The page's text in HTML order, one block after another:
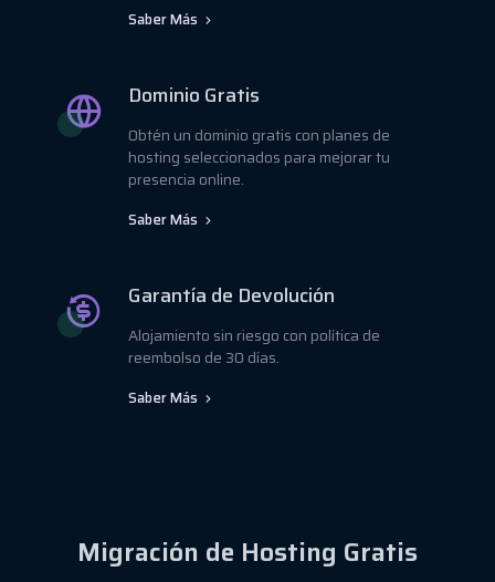
Saber Más
Dominio Gratis
Obtén un dominio gratis con planes de
hosting seleccionados para mejorar tu
presencia online.
Saber Más
Garantía de Devolución
Alojamiento sin riesgo con política de
reembolso de 30 días.
Saber Más
Migración de Hosting Gratis